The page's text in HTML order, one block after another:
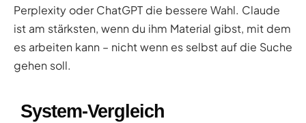
Perplexity oder ChatGPT die bessere Wahl. Claude
ist am stärksten, wenn du ihm Material gibst, mit dem
es arbeiten kann – nicht wenn es selbst auf die Suche
gehen soll.
System-Vergleich